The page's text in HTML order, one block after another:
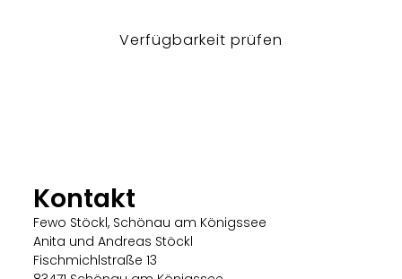
Verfügbarkeit prüfen
Kontakt
Fewo Stöckl, Schönau am Königssee
Anita und Andreas Stöckl
Fischmichlstraße 13